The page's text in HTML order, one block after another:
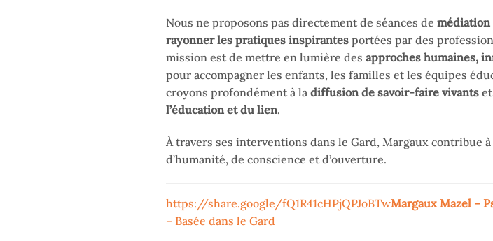
Nous ne proposons pas directement de séances de médiation
rayonner les pratiques inspirantes portées par des
mission est de mettre en lumière des approches humaines,
pour accompagner les enfants, les familles et les équipes
croyons profondément à la diffusion de savoir-faire vivants
l’éducation et du lien.
À travers ses interventions dans le Gard, Margaux contribue
d’humanité, de conscience et d’ouverture.
https://share.google/fQ1R41cHPjQPJoBTwMargaux Mazel –
– Basée dans le Gard